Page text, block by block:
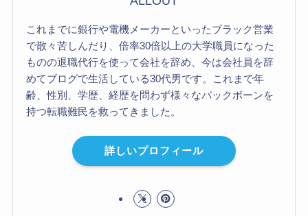
これまでに銀行や電機メーカーといったブラック営業
で散々苦しんだり、倍率30倍以上の大学職員になった
ものの退職代行を使って会社を辞め、今は会社員を辞
めてブログで生活している30代男です。これまで年
齢、性別、学歴、経歴を問わず様々なバックボーンを
持つ転職難民を救ってきました。
詳しいプロフィール